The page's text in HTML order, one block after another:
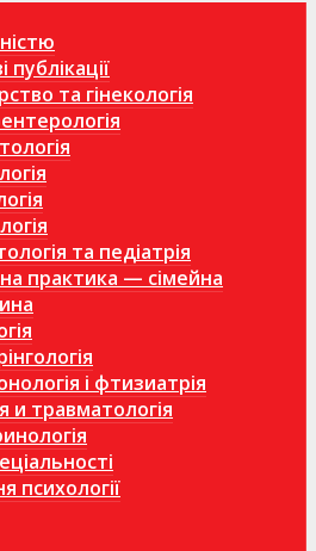
публікації
та гінекологія
та педіатрія
практика — сімейна
і фтизиатрія
и травматологія
психології